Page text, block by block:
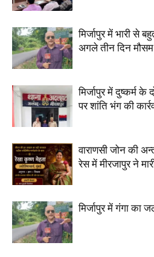
मिर्जापुर में भारी से
अगले तीन दिन मौसम
मिर्जापुर में दुष्कर्म के
पर शांति भंग की
वाराणसी जोन की
रेस में मीरजापुर ने
मिर्जापुर में गंगा का